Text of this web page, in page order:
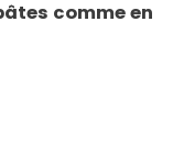
comme en